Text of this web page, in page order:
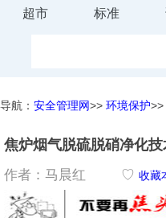
超市 标准
导航： 安全管理网>> 环境保护>>
焦炉烟气脱硫脱硝净化
作者：马晨红 ♡ 收藏